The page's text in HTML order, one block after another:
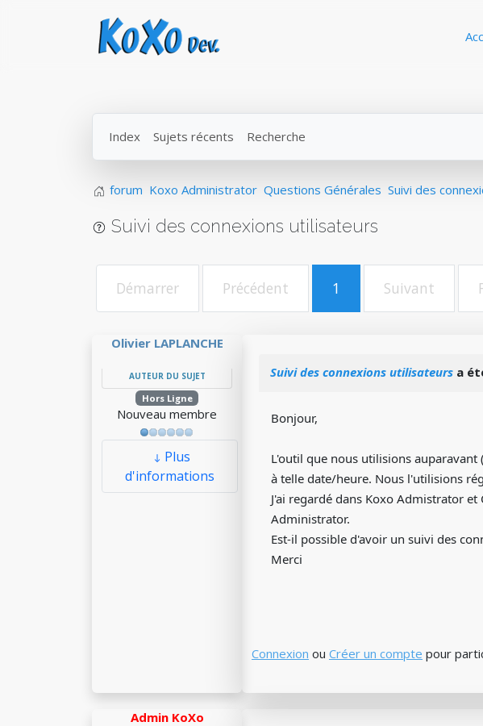
Index Sujets récents Recherche
forum Koxo Administrator Questions Générales Suivi des
Suivi des connexions utilisateurs
Démarrer Précédent 1 Suivant
Olivier LAPLANCHE
AUTEUR DU SUJET
Hors Ligne
Nouveau membre
Plus
d'informations
Suivi des connexions utilisateurs a
Bonjour,
L'outil que nous utilisions
à telle date/heure. Nous l'utilisions
J'ai regardé dans Koxo Admistrator
Administrator.
Est-il possible d'avoir un suivi des
Merci
Connexion ou Créer un compte pour
Admin KoXo